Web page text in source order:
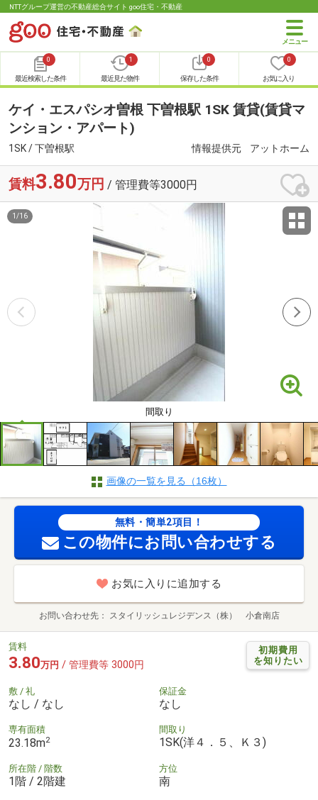
NTTグループ運営の不動産総合サイト goo住宅・不動産
0
最近検索した条件
1
最近見た物件
0
保存した条件
0
お気に入り
ケイ・エスパシオ曽根 下曽根駅 1SK 賃貸(賃貸マ
ンション・アパート)
1SK / 下曽根駅 情報提供元 アットホーム
賃料3.80万円 / 管理費等3000円
間取り
1 /16
画像の一覧を見る（16枚）
無料・簡単2項目！
この物件にお問い合わせする
お気に入りに追加する
お問い合わせ先 スタイリッシュレジデンス（株） 小倉南店
初期費用
を知りたい
賃料
3.80万円 / 管理費等 3000円
敷 / 礼
なし / なし
保証金
なし
専有面積
23.18m2
間取り
1SK(洋４．５、Ｋ３)
所在階 / 階数
1階 / 2階建
方位
南